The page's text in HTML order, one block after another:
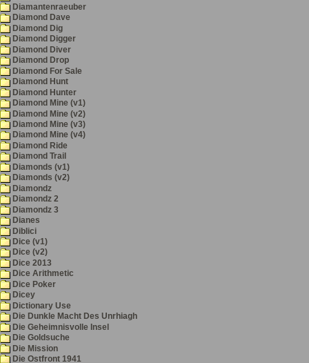
Diamantenraeuber
Diamond Dave
Diamond Dig
Diamond Digger
Diamond Diver
Diamond Drop
Diamond For Sale
Diamond Hunt
Diamond Hunter
Diamond Mine (v1)
Diamond Mine (v2)
Diamond Mine (v3)
Diamond Mine (v4)
Diamond Ride
Diamond Trail
Diamonds (v1)
Diamonds (v2)
Diamondz
Diamondz 2
Diamondz 3
Dianes
Diblici
Dice (v1)
Dice (v2)
Dice 2013
Dice Arithmetic
Dice Poker
Dicey
Dictionary Use
Die Dunkle Macht Des Unrhiagh
Die Geheimnisvolle Insel
Die Goldsuche
Die Mission
Die Ostfront 1941